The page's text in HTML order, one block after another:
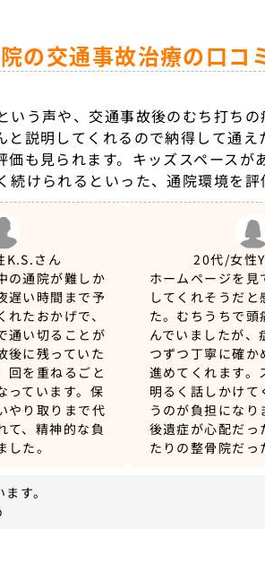
の交通事故治療の口コ
う声や、交通事故後のむち打ち
説明してくれるので納得して通
も見られます。キッズスペースが
けられるといった、通院環境を評
K.S.さん
の通院が難しか
遅い時間まで予
たおかげで、
通い切ることが
後に残っていた
回を重ねるごと
っています。保
やり取りまで代
て、精神的な負
た。
20代/女性
ホームページを見
してくれそうだ
た。むちうちで頭
んでいましたが、
つずつ丁寧に確か
進めてくれます。
明るく話しかけて
うのが負担になり
後遺症が心配だっ
たりの整骨院だっ
す。